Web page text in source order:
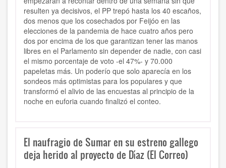
resulten ya decisivos, el PP trepó hasta los 40 escaños,
dos menos que los cosechados por Feijóo en las
elecciones de la pandemia de hace cuatro años pero
dos por encima de los que garantizan tener las manos
libres en el Parlamento sin depender de nadie, con casi
el mismo porcentaje de voto -el 47%- y 70.000
papeletas más. Un poderío que solo aparecía en los
sondeos más optimistas para los populares y que
transformó el alivio de las encuestas al principio de la
noche en euforia cuando finalizó el conteo.
El naufragio de Sumar en su estreno gallego
deja herido al proyecto de Díaz (El Correo)